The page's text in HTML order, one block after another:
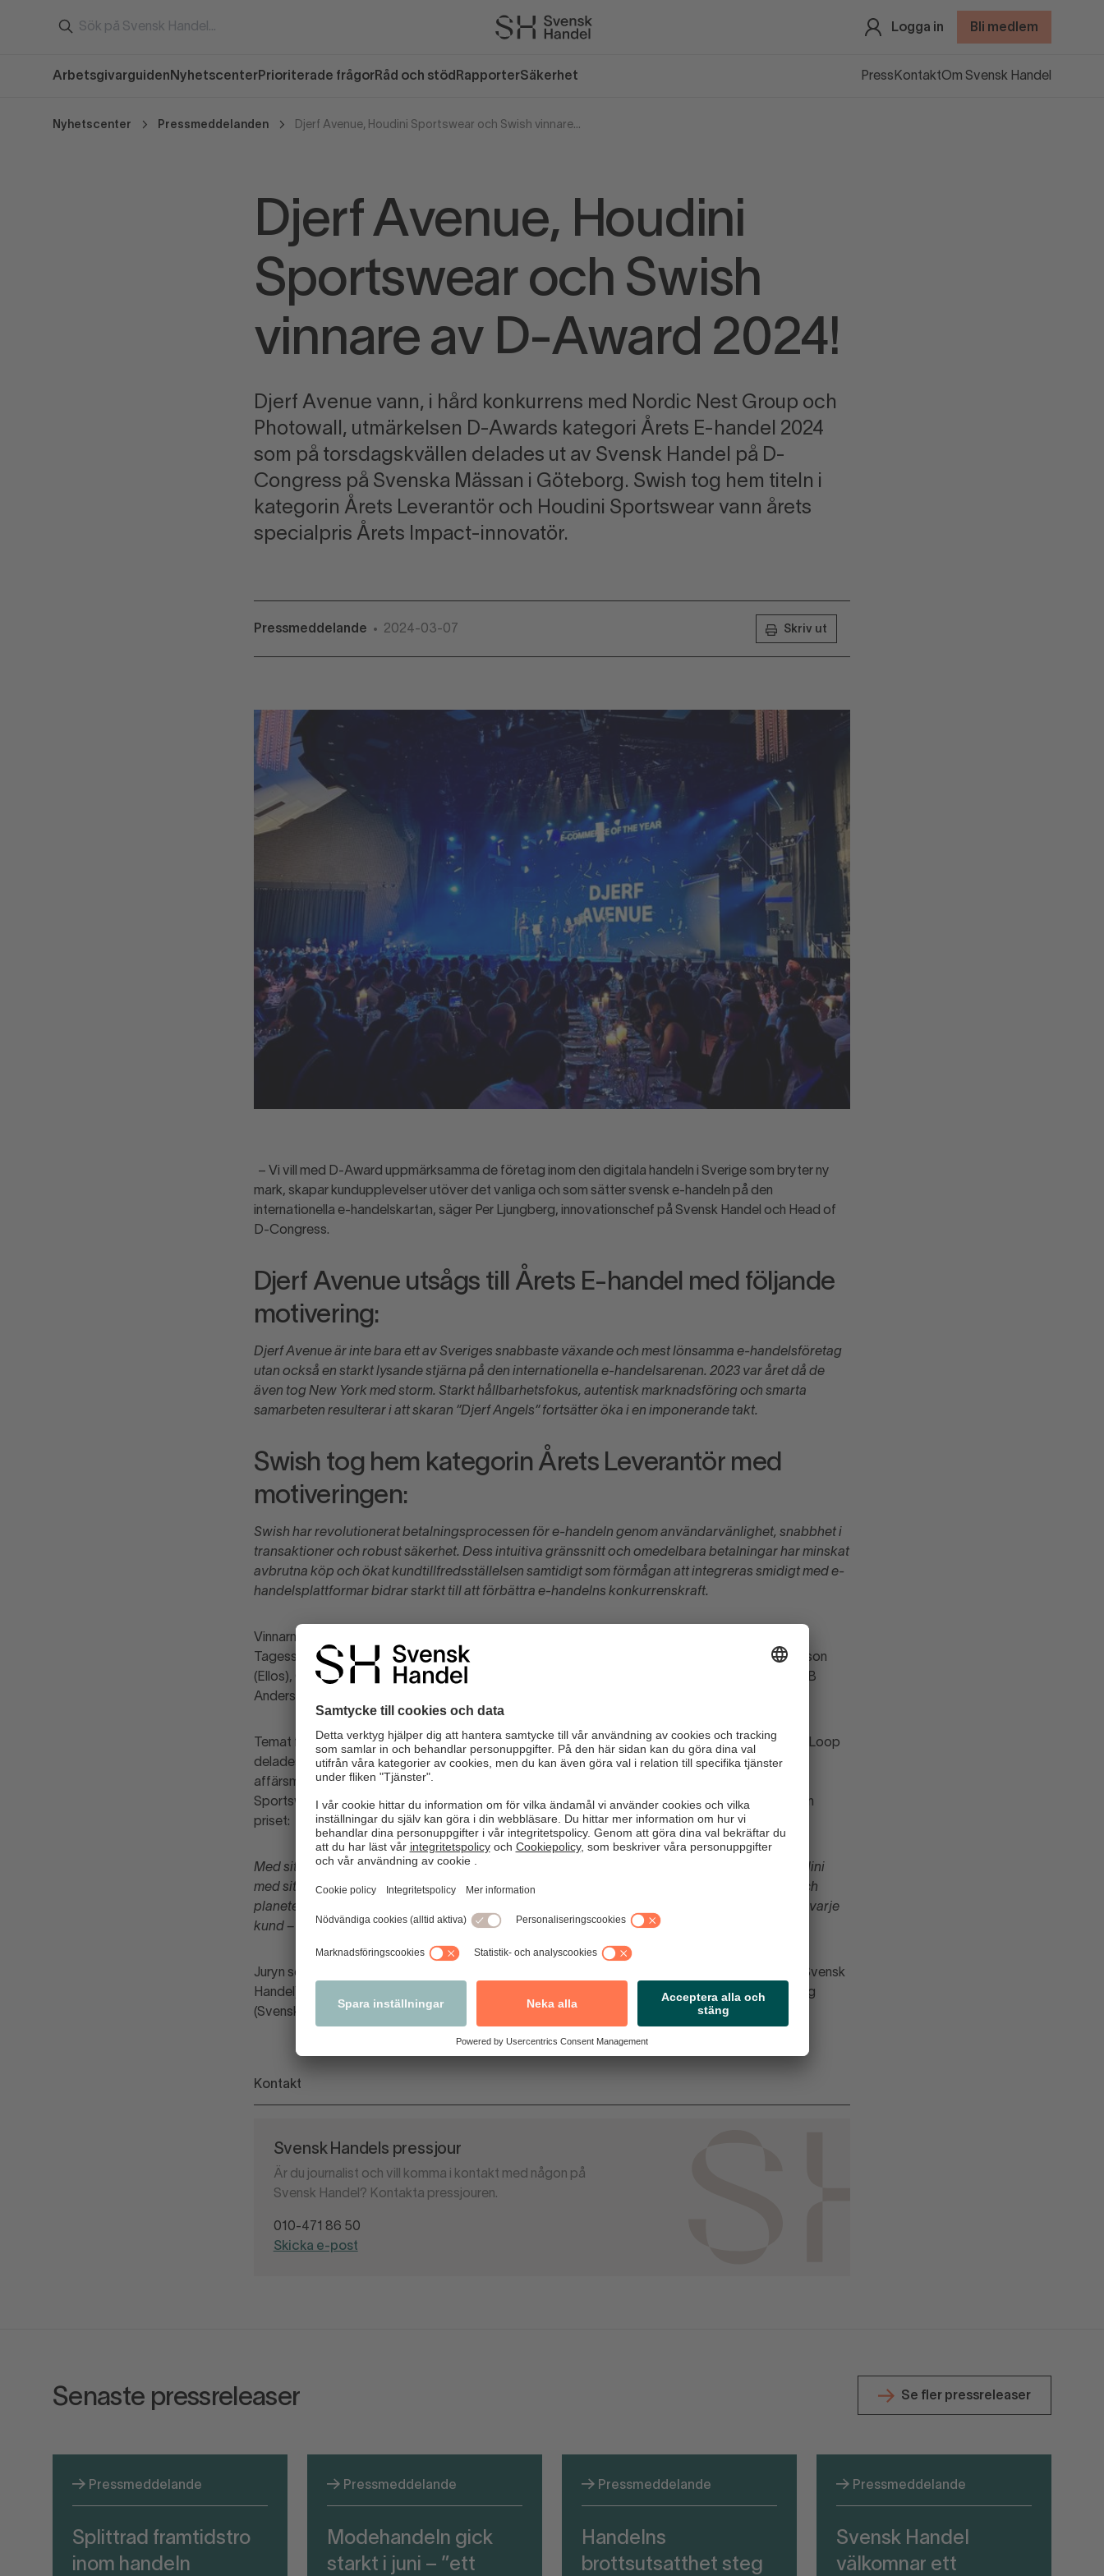
Logga in Bli medlem
Arbetsgivarguiden Nyhetscenter Prioriterade frågor Råd och stöd RapporterSäkerhet Press KontaktOm Svensk Handel
Nyhetscenter Pressmeddelanden Djerf Avenue, Houdini Sportswear och Swish vinnare av D-Award 2024!
Djerf Avenue, Houdini
Sportswear och Swish
vinnare av D-Award 2024!
Djerf Avenue vann, i hård konkurrens med Nordic Nest Group och
Photowall, utmärkelsen D-Awards kategori Årets E-handel 2024
som på torsdagskvällen delades ut av Svensk Handel på D-
Congress på Svenska Mässan i Göteborg. Swish tog hem titeln i
kategorin Årets Leverantör och Houdini Sportswear vann årets
specialpris Årets Impact-innovatör.
Pressmeddelande • 2024-03-07 Skriv ut
– Vi vill med D-Award uppmärksamma de företag inom den digitala handeln i Sverige som bryter ny
mark, skapar kundupplevelser utöver det vanliga och som sätter svensk e-handeln på den
internationella e-handelskartan, säger Per Ljungberg, innovationschef på Svensk Handel och Head of
D-Congress.
Djerf Avenue utsågs till Årets E-handel med följande
motivering:
Djerf Avenue är inte bara ett av Sveriges snabbaste växande och mest lönsamma e-handelsföretag
utan också en starkt lysande stjärna på den internationella e-handelsarenan. 2023 var året då de
även tog New York med storm. Starkt hållbarhetsfokus, autentisk marknadsföring och smarta
samarbeten resulterar i att skaran ”Djerf Angels” fortsätter öka i en imponerande takt.
Swish tog hem kategorin Årets Leverantör med
motiveringen:
Swish har revolutionerat betalningsprocessen för e-handeln genom användarvänlighet, snabbhet i
transaktioner och robust säkerhet. Dess intuitiva gränssnitt och omedelbara betalningar har minskat
avbrutna köp och ökat kundtillfredsställelsen samtidigt som förmågan att integreras smidigt med e-
handelsplattformar bidrar starkt till att förbättra e-handelns konkurrenskraft.
Vinnarna till D-Award Årets E-handel och Årets Leverantör utsåg av en jury bestående av Linn
Tagesson (grundare Babyshop), Paul Fischbein (RevolutionRace), Freddy Sobin (XXL), Hans Olsson
(Ellos), Catrin Folkesson (Rexel), Joakim Eskilsson (Fd H&M), Sofia Larsen (Svensk Handel), Arne B
Andersson (Svensk Handel) och Per Ljungberg (Svensk Handel).
Temat för årets D-Congress var Innovation for Impact. I samarbete med nyhetstjänsten Impact Loop
delades i år ett specialpris av D-Award ut till den retailer som tydligt implementerat hållbarhet i
affärsmodellen och som har impact som grundtanke och kärna i bolaget. Priset vanns av Houdini
Sportswear i hård konkurrens med Beleco och Plick. Motiveringen till att Houdini Sportswear vann
priset:
Med sitt banbrytande arbete inom hållbara och tekniskt avancerade kläder utmärker sig Houdini
med sitt oöverträffade engagemang för att bli en positiv och regenerativ kraft för samhället och
planeten. Nya Houdini Circle samlar alla plagg på ett och samma ställe på det sätt som passar varje
kund – köpa nytt, i andra hand, hyra eller prenumerera.
Juryn som utsåg Houdini Sportswear till Årets Impact-innovatör bestod av Magnus Nikkarinen (Svensk
Handel), Camilla Bergman (Loop/Impact Loop), Josephine Darlington (ASTER) och Per Ljungberg
(Svensk Handel)
Kontakt
Svensk Handels pressjour
Är du journalist och vill komma i kontakt med någon på
Svensk Handel? Kontakta pressjouren.
010-471 86 50
Skicka e-post
Senaste pressreleaser Se fler pressreleaser
Pressmeddelande
Splittrad framtidstro
inom handeln
Pressmeddelande
Modehandeln gick
starkt i juni – ”ett
Pressmeddelande
Handelns
brottsutsatthet steg
Pressmeddelande
Svensk Handel
välkomnar ett